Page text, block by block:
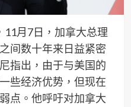
11月7日，加拿大总理
间数十年来日益紧密
指出，由于与美国的
些经济优势，但现在
点。他呼吁对加拿大